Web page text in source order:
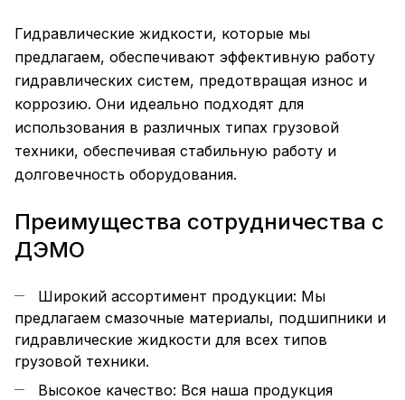
Гидравлические жидкости, которые мы
предлагаем, обеспечивают эффективную работу
гидравлических систем, предотвращая износ и
коррозию. Они идеально подходят для
использования в различных типах грузовой
техники, обеспечивая стабильную работу и
долговечность оборудования.
Преимущества сотрудничества с
ДЭМО
Широкий ассортимент продукции: Мы
предлагаем смазочные материалы, подшипники и
гидравлические жидкости для всех типов
грузовой техники.
Высокое качество: Вся наша продукция